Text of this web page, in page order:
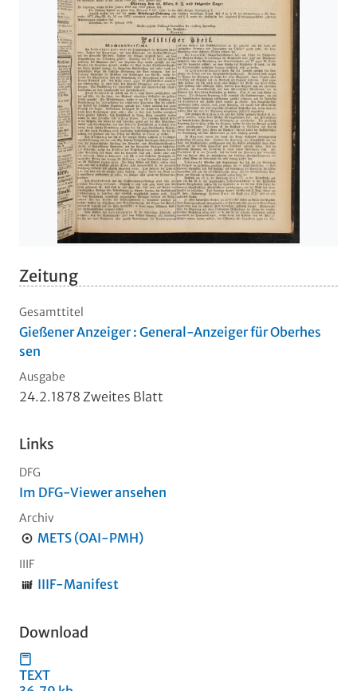
Zeitung
Gesamttitel
Gießener Anzeiger : General-Anzeiger für Oberhes
sen
Ausgabe
24.2.1878 Zweites Blatt
Links
DFG
Im DFG-Viewer ansehen
Archiv
METS (OAI-PMH)
IIIF
IIIF-Manifest
Download
TEXT